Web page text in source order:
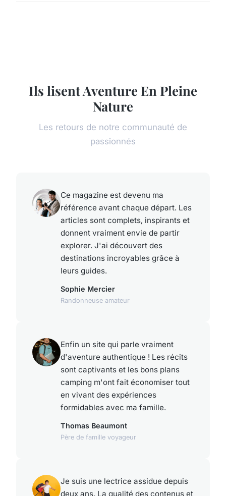
Ils lisent Aventure En Pleine
Nature
Les retours de notre communauté de
passionnés
Ce magazine est devenu ma
référence avant chaque départ. Les
articles sont complets, inspirants et
donnent vraiment envie de partir
explorer. J'ai découvert des
destinations incroyables grâce à
leurs guides.
Sophie Mercier
Randonneuse amateur
Enfin un site qui parle vraiment
d'aventure authentique ! Les récits
sont captivants et les bons plans
camping m'ont fait économiser tout
en vivant des expériences
formidables avec ma famille.
Thomas Beaumont
Père de famille voyageur
Je suis une lectrice assidue depuis
deux ans. La qualité des contenus et